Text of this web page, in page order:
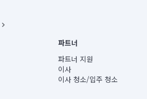
| 인허가번호 : 2016-3220163-14-5-00019 |
로-1400(공정거래위원회 정보) |
RHEE
율곡로 6(중학동, 트윈트리빌딩) B동 5층
수송동 율곡로 24, 7층, 8층 미소
파트너
파트너 지원
이사
이사 청소/입주 청소